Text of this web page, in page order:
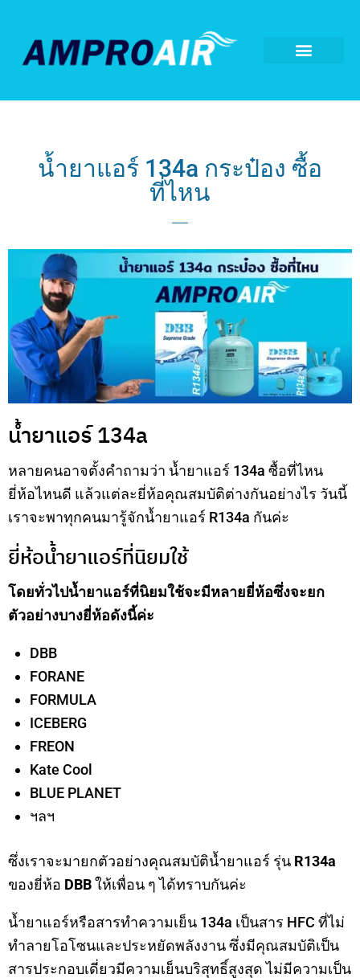
น้ำยาแอร์ 134a กระป๋อง ซื้อ
ที่ไหน
น้ำยาแอร์ 134a
หลายคนอาจตั้งคำถามว่า น้ำยาแอร์ 134a ซื้อที่ไหน
ยี่ห้อไหนดี แล้วแต่ละยี่ห้อคุณสมบัติต่างกันอย่างไร วันนี้
เราจะพาทุกคนมารู้จักน้ำยาแอร์ R134a กันค่ะ
ยี่ห้อน้ำยาแอร์ที่นิยมใช้
โดยทั่วไปน้ำยาแอร์ที่นิยมใช้จะมีหลายยี่ห้อซึ่งจะยก
ตัวอย่างบางยี่ห้อดังนี้ค่ะ
DBB
FORANE
FORMULA
ICEBERG
FREON
Kate Cool
BLUE PLANET
ฯลฯ
ซึ่งเราจะมายกตัวอย่างคุณสมบัติน้ำยาแอร์ รุ่น R134a
ของยี่ห้อ DBBให้เพื่อน ๆ ได้ทราบกันค่ะ
น้ำยาแอร์หรือสารทำความเย็น 134a เป็นสาร HFC ที่ไม่
ทำลายโอโซนและประหยัดพลังงาน ซึ่งมีคุณสมบัติเป็น
สารประกอบเดี่ยวมีความเย็นบริสุทธิ์สูงสุด ไม่มีความเป็น